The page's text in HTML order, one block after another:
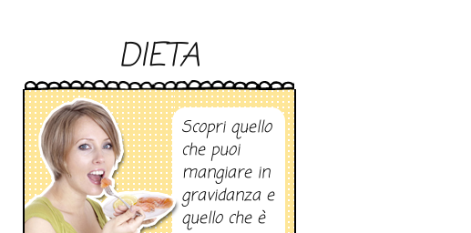
DIETA
Scopri quello
che puoi
mangiare in
gravidanza e
quello che è